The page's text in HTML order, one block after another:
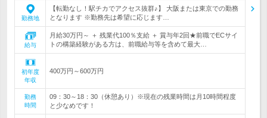
勤務地
【転勤なし！駅チカでアクセス抜群♪】 大阪または東京での勤務
となります ※勤務先は希望に応じます…
給与
月給30万円～ ＋ 残業代100％支給 ＋ 賞与年2回★前職でECサイ
トの構築経験がある方は、前職給与等を含めて最大…
初年度
年収
400万円～600万円
勤務
時間
09：30～18：30（休憩あり）※現在の残業時間は月10時間程度
と少なめです！